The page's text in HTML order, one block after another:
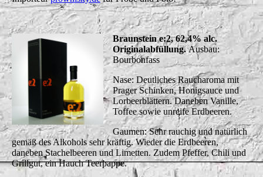
Braunstein e:2, 62,4% alc.
Originalabfüllung.Ausbau:
Bourbonfass
Nase: Deutliches Raucharoma mit
Prager Schinken, Honigsauce und
Lorbeerblättern. Daneben Vanille,
Toffee sowie unreife Erdbeeren.
Gaumen: Sehr rauchig und natürlich
gemäß des Alkohols sehr kräftig. Wieder die Erdbeeren,
daneben Stachelbeeren und Limetten. Zudem Pfeffer, Chili und
Grillgut, ein Hauch Teerpappe.